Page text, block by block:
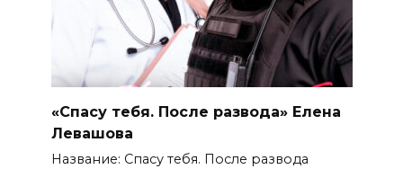
«Спасу тебя. После развода» Елена
Левашова
Название: Спасу тебя. После развода